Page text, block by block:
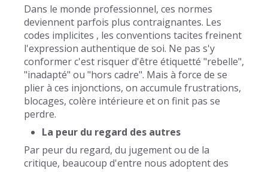
Dans le monde professionnel, ces normes
deviennent parfois plus contraignantes. Les
codes implicites , les conventions tacites freinent
l'expression authentique de soi. Ne pas s'y
conformer c'est risquer d'être étiquetté "rebelle",
"inadapté" ou "hors cadre". Mais à force de se
plier à ces injonctions, on accumule frustrations,
blocages, colère intérieure et on finit pas se
perdre.
La peur du regard des autres
Par peur du regard, du jugement ou de la
critique, beaucoup d'entre nous adoptent des